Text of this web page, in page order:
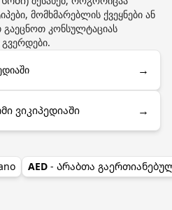
მომხმარებლის ქვეყნები ან
კონსულტაციას
→
ვიკიპედიაში →
AED - Არაბთა